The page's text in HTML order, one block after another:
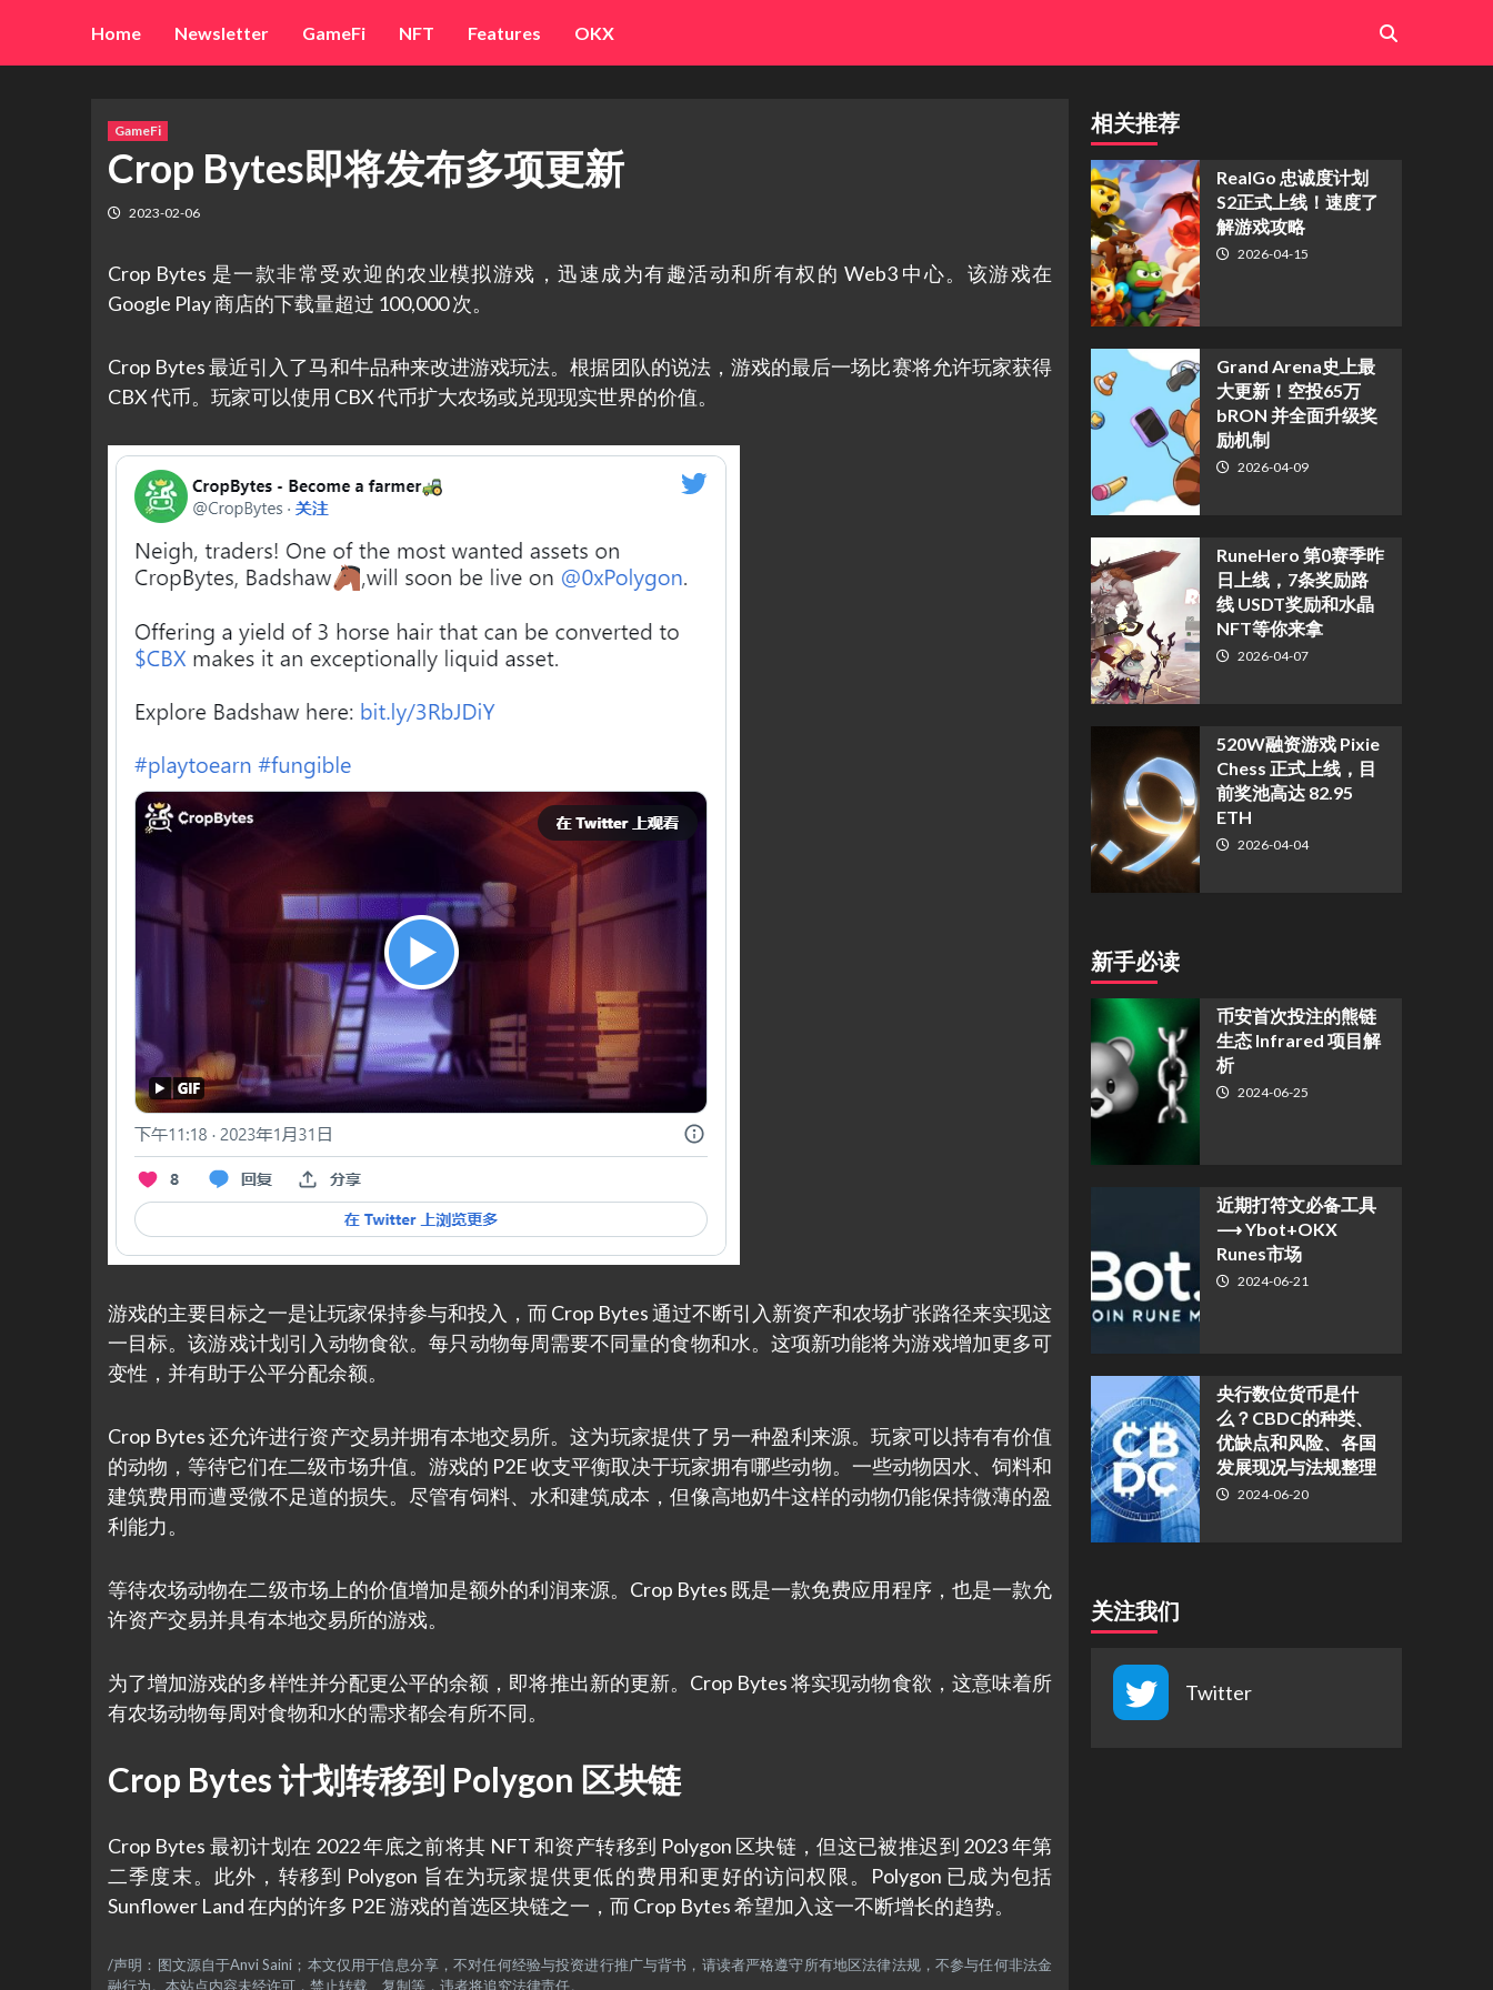
content
Home Newsletter GameFi NFT Features OKX
GameFi
Crop Bytes即将发布多项更新
2023-02-06
Crop Bytes 是一款非常受欢迎的农业模拟游戏，迅速成为有趣活动和所有权的 Web3 中心。该游戏在
Google Play 商店的下载量超过 100,000 次。
Crop Bytes 最近引入了马和牛品种来改进游戏玩法。根据团队的说法，游戏的最后一场比赛将允许玩家获得
CBX 代币。玩家可以使用 CBX 代币扩大农场或兑现现实世界的价值。
游戏的主要目标之一是让玩家保持参与和投入，而 Crop Bytes 通过不断引入新资产和农场扩张路径来实现这
一目标。该游戏计划引入动物食欲。每只动物每周需要不同量的食物和水。这项新功能将为游戏增加更多可
变性，并有助于公平分配余额。
Crop Bytes 还允许进行资产交易并拥有本地交易所。这为玩家提供了另一种盈利来源。玩家可以持有有价值
的动物，等待它们在二级市场升值。游戏的 P2E 收支平衡取决于玩家拥有哪些动物。一些动物因水、饲料和
建筑费用而遭受微不足道的损失。尽管有饲料、水和建筑成本，但像高地奶牛这样的动物仍能保持微薄的盈
利能力。
等待农场动物在二级市场上的价值增加是额外的利润来源。Crop Bytes 既是一款免费应用程序，也是一款允
许资产交易并具有本地交易所的游戏。
为了增加游戏的多样性并分配更公平的余额，即将推出新的更新。Crop Bytes 将实现动物食欲，这意味着所
有农场动物每周对食物和水的需求都会有所不同。
Crop Bytes 计划转移到 Polygon 区块链
Crop Bytes 最初计划在 2022 年底之前将其 NFT 和资产转移到 Polygon 区块链，但这已被推迟到 2023 年第
二季度末。此外，转移到 Polygon 旨在为玩家提供更低的费用和更好的访问权限。Polygon 已成为包括
Sunflower Land 在内的许多 P2E 游戏的首选区块链之一，而 Crop Bytes 希望加入这一不断增长的趋势。
/声明：图文源自于Anvi Saini；本文仅用于信息分享，不对任何经验与投资进行推广与背书，请读者严格遵守所有地区法律法规，不参与任何非法金
融行为。本站点内容未经许可，禁止转载、复制等，违者将追究法律责任。
相关推荐
​RealGo 忠诚度计划
S2正式上线！速度了
解游戏攻略
2026-04-15
Grand Arena史上最
大更新！空投65万
bRON 并全面升级奖
励机制
2026-04-09
RuneHero 第0赛季昨
日上线，7条奖励路
线 USDT奖励和水晶
NFT等你来拿
2026-04-07
520W融资游戏 Pixie
Chess 正式上线，目
前奖池高达 82.95
ETH
2026-04-04
新手必读
币安首次投注的熊链
生态 Infrared 项目解
析
2024-06-25
近期打符文必备工具
⟶ Ybot+OKX
Runes市场
2024-06-21
央行数位货币是什
么？CBDC的种类、
优缺点和风险、各国
发展现况与法规整理
2024-06-20
关注我们
Twitter